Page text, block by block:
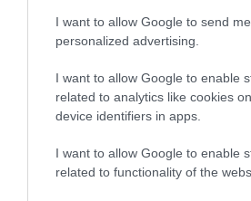
I want to allow Google to send me
personalized advertising.
I want to allow Google to enable
related to analytics like cookies
device identifiers in apps.
I want to allow Google to enable
related to functionality of the